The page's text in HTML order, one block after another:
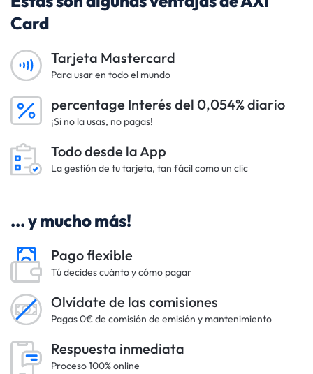
Card
Tarjeta Mastercard
Para usar en todo el mundo
percentage Interés del 0,054% diario
¡Si no la usas, no pagas!
Todo desde la App
La gestión de tu tarjeta, tan fácil como un clic
... y mucho más!
Pago flexible
Tú decides cuánto y cómo pagar
Olvídate de las comisiones
Pagas 0€ de comisión de emisión y mantenimiento
Respuesta inmediata
Proceso 100% online